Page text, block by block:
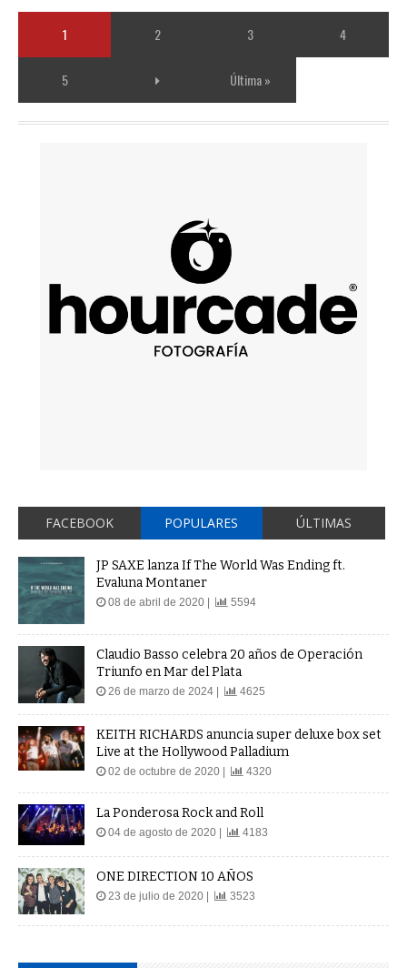
1 2 3 4
5 Última »
FACEBOOK POPULARES ÚLTIMAS
JP SAXE lanza If The World Was Ending ft.
Evaluna Montaner
08 de abril de 2020 | 5594
Claudio Basso celebra 20 años de Operación
Triunfo en Mar del Plata
26 de marzo de 2024 | 4625
KEITH RICHARDS anuncia super deluxe box set
Live at the Hollywood Palladium
02 de octubre de 2020 | 4320
La Ponderosa Rock and Roll
04 de agosto de 2020 | 4183
ONE DIRECTION 10 AÑOS
23 de julio de 2020 | 3523